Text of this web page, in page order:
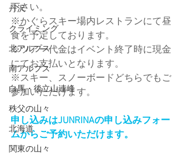
丹沢
クライミング
北アルプス
南アルプス
白馬・後立山連峰
秩父の山々
北海道
関東の山々
下さい。
※かぐらスキー場内レストランにて昼
食を予定しております。
※ツアー代金はイベント終了時に現金
にてお支払いとなります。
※スキー、スノーボードどちらでもご
参加いただけます。
申し込みはJUNRINAの申し込みフォー
ムからご予約いただけます。